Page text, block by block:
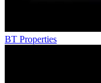
BT Properties